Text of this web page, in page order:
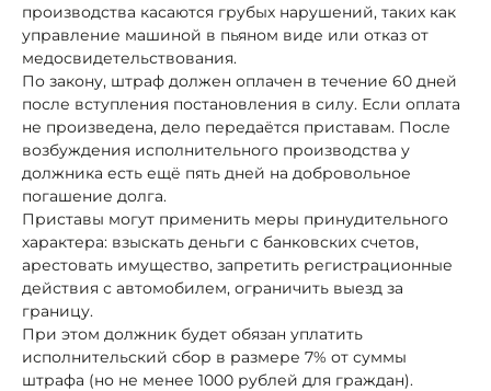
производства касаются грубых нарушений, таких как
управление машиной в пьяном виде или отказ от
медосвидетельствования.
По закону, штраф должен оплачен в течение 60 дней
после вступления постановления в силу. Если оплата
не произведена, дело передаётся приставам. После
возбуждения исполнительного производства у
должника есть ещё пять дней на добровольное
погашение долга.
Приставы могут применить меры принудительного
характера: взыскать деньги с банковских счетов,
арестовать имущество, запретить регистрационные
действия с автомобилем, ограничить выезд за
границу.
При этом должник будет обязан уплатить
исполнительский сбор в размере 7% от суммы
штрафа (но не менее 1000 рублей для граждан).